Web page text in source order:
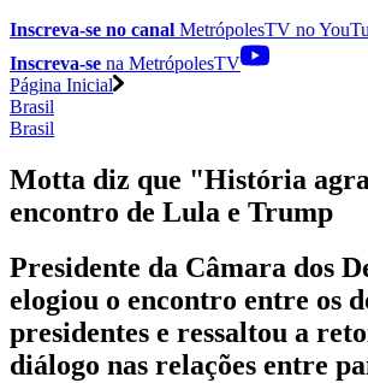
Inscreva-se no canal MetrópolesTV no
Inscreva-se na MetrópolesTV
Página Inicial
Brasil
Brasil
Motta diz que "História
encontro de Lula e Trump
Presidente da Câmara dos
elogiou o encontro entre os
presidentes e ressaltou a
diálogo nas relações entre